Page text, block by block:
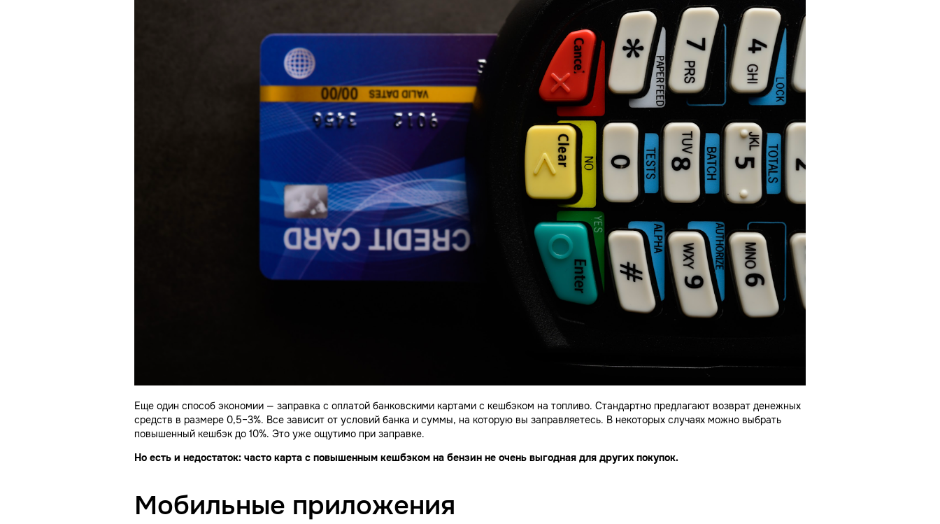
Еще один способ экономии — заправка с оплатой банковскими картами с кешбэком на топливо. Стандартно предлагают возврат денежных
средств в размере 0,5–3%. Все зависит от условий банка и суммы, на которую вы заправляетесь. В некоторых случаях можно выбрать
повышенный кешбэк до 10%. Это уже ощутимо при заправке.
Но есть и недостаток: часто карта с повышенным кешбэком на бензин не очень выгодная для других покупок.
Мобильные приложения